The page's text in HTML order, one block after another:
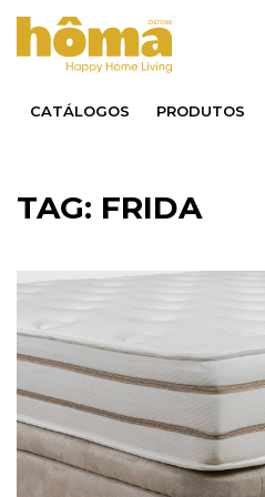
CATÁLOGOS PRODUTOS
TAG: FRIDA